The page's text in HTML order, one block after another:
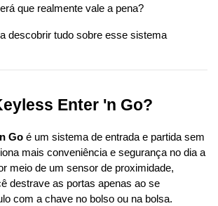
que realmente vale a pena?
descobrir tudo sobre esse sistema
Enter 'n Go?
Go é um sistema de entrada e partida sem
mais conveniência e segurança no dia a
meio de um sensor de proximidade,
destrave as portas apenas ao se
com a chave no bolso ou na bolsa.